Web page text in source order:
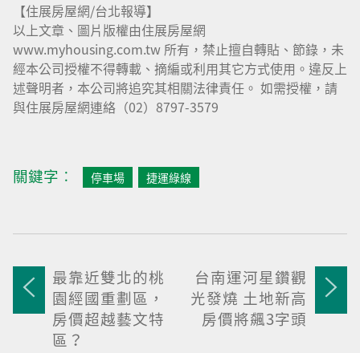
【住展房屋網/台北報導】
以上文章、圖片版權由住展房屋網
www.myhousing.com.tw 所有，禁止擅自轉貼、節錄，未
經本公司授權不得轉載、摘編或利用其它方式使用。違反上
述聲明者，本公司將追究其相關法律責任。 如需授權，請
與住展房屋網連絡（02）8797-3579
關鍵字︰ 停車場 捷運綠線
最靠近雙北的桃
園經國重劃區，
房價超越藝文特
區？
台南運河星鑽觀
光發燒 土地新高
房價將飆3字頭